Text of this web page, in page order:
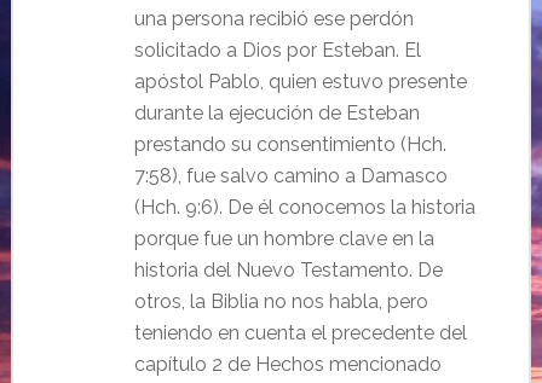
una persona recibió ese perdón
solicitado a Dios por Esteban. El
apóstol Pablo, quien estuvo presente
durante la ejecución de Esteban
prestando su consentimiento (Hch.
7:58), fue salvo camino a Damasco
(Hch. 9:6). De él conocemos la historia
porque fue un hombre clave en la
historia del Nuevo Testamento. De
otros, la Biblia no nos habla, pero
teniendo en cuenta el precedente del
capítulo 2 de Hechos mencionado